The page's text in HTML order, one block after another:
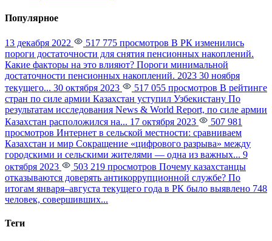
Популярное
13 декабря 2022 517 775 просмотров В РК изменились
пороги достаточности для снятия пенсионных накоплений.
Какие факторы на это влияют? Пороги минимальной
достаточности пенсионных накоплений. 2023 30 ноября
текущего... 30 октября 2023 517 055 просмотров В рейтинге
стран по силе армии Казахстан уступил Узбекистану По
результатам исследования News & World Report, по силе армии
Казахстан расположился на... 17 октября 2023
507 981
просмотров Интернет в сельской местности: сравниваем
Казахстан и мир Сокращение «цифрового разрыва» между
городскими и сельскими жителями — одна из важных... 9
октября 2023
503 219 просмотров Почему казахстанцы
отказываются доверять антикоррупционной службе? По
итогам января–августа текущего года в РК было выявлено 748
человек, совершивших...
Теги